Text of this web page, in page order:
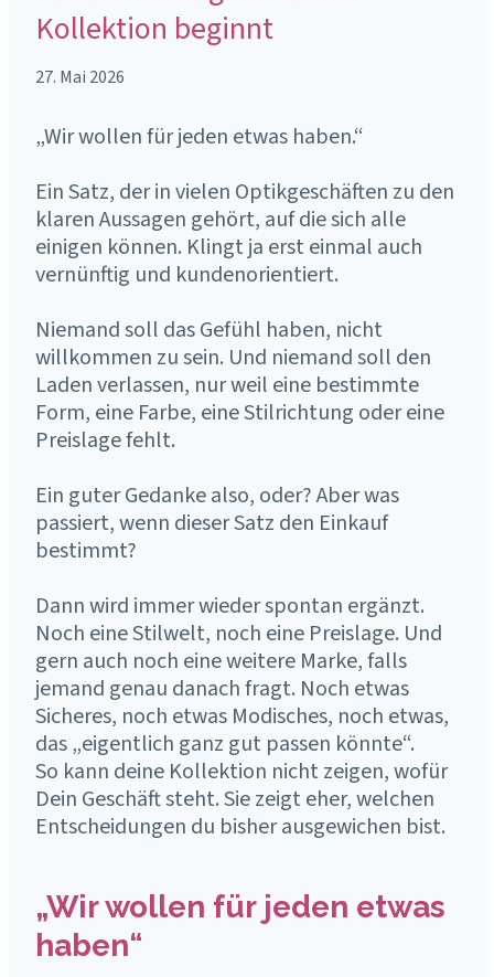
Kollektion beginnt
27. Mai 2026
„Wir wollen für jeden etwas haben.“
Ein Satz, der in vielen Optikgeschäften zu den
klaren Aussagen gehört, auf die sich alle
einigen können. Klingt ja erst einmal auch
vernünftig und kundenorientiert.
Niemand soll das Gefühl haben, nicht
willkommen zu sein. Und niemand soll den
Laden verlassen, nur weil eine bestimmte
Form, eine Farbe, eine Stilrichtung oder eine
Preislage fehlt.
Ein guter Gedanke also, oder? Aber was
passiert, wenn dieser Satz den Einkauf
bestimmt?
Dann wird immer wieder spontan ergänzt.
Noch eine Stilwelt, noch eine Preislage. Und
gern auch noch eine weitere Marke, falls
jemand genau danach fragt. Noch etwas
Sicheres, noch etwas Modisches, noch etwas,
das „eigentlich ganz gut passen könnte“.
So kann deine Kollektion nicht zeigen, wofür
Dein Geschäft steht. Sie zeigt eher, welchen
Entscheidungen du bisher ausgewichen bist.
„Wir wollen für jeden etwas
haben“